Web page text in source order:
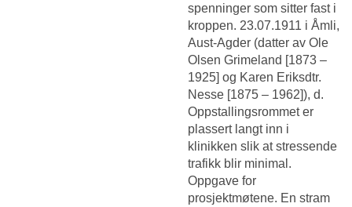
spenninger som sitter fast i
kroppen. 23.07.1911 i Åmli,
Aust-Agder (datter av Ole
Olsen Grimeland [1873 –
1925] og Karen Eriksdtr.
Nesse [1875 – 1962]), d.
Oppstallingsrommet er
plassert langt inn i
klinikken slik at stressende
trafikk blir minimal.
Oppgave for
prosjektmøtene. En stram